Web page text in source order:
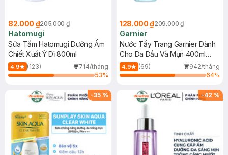
82.000 ₫205.000 ₫
Hatomugi
Sữa Tắm Hatomugi Dưỡng Ẩm
Chiết Xuất Ý Dĩ 800ml
4.9 (123)
714/tháng
53%
128.000 ₫209.000 ₫
Garnier
Nước Tẩy Trang Garnier Dành
Cho Da Dầu Và Mụn 400ml
(Mới)
4.9 (69)
942/tháng
64%
-35 % -42 %